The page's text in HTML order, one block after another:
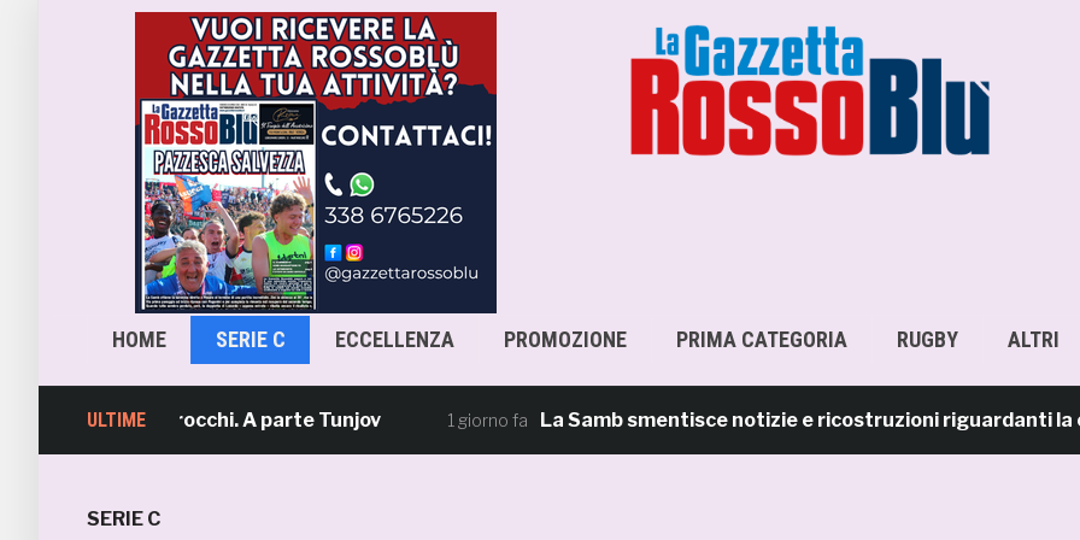
HOME SERIE C ECCELLENZA PROMOZIONE PRIMA CATEGORIA RUGBY ALTRI
ULTIME
al Ciarrocchi. A parte Tunjov 1 giorno fa La Samb smentisce notizie e ricostruzioni riguardanti la
SERIE C